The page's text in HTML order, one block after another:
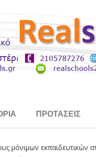
ΠΡΟΤΆΣΕΙΣ
μόνιμων εκπαιδευτικών